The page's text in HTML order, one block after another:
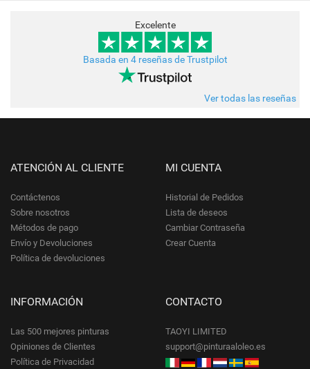
Excelente
Basada en 4 reseñas de Trustpilot
Ver todas las reseñas
ATENCIÓN AL CLIENTE
Contáctenos
Sobre nosotros
Métodos de pago
Envío y Devoluciones
Política de devoluciones
MI CUENTA
Historial de Pedidos
Lista de deseos
Cambiar Contraseña
Crear Cuenta
INFORMACIÓN
Las 500 mejores pinturas
Opiniones de Clientes
Política de Privacidad
CONTACTO
TAOYI LIMITED
support@pinturaaloleo.es